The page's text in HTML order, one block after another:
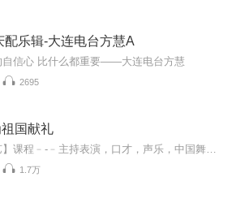
配乐辑-大连电台方慧A
自信心 比什么都重要——大连电台方慧
2695
国献礼
1.7万